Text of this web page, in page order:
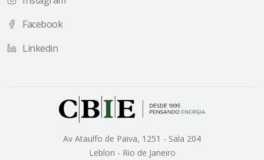
Facebook
Linkedin
Av Ataulfo de Paiva, 1251 - Sala 204
Leblon - Rio de Janeiro